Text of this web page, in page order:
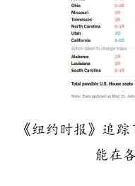
《纽约时报》追
能在